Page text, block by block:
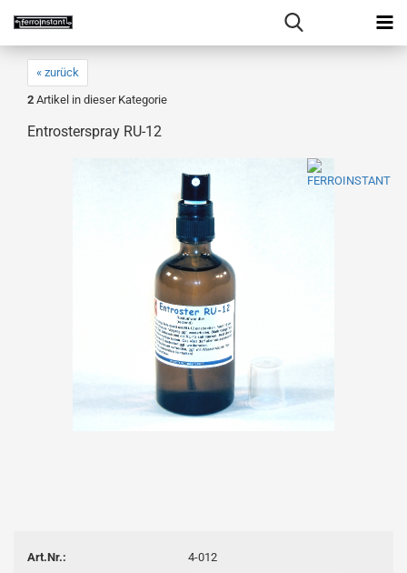
« zurück
2 Artikel in dieser Kategorie
Entrosterspray RU-12
Art.Nr.:
4-012